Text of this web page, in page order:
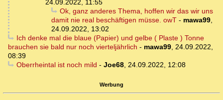
24.09.2022, 11:55
Ok, ganz anderes Thema, hoffen wir das wir uns
damit nie real beschäftigen müsse. owT - mawa99,
24.09.2022, 13:02
Ich denke mal die blaue (Papier) und gelbe ( Plaste ) Tonne
brauchen sie bald nur noch vierteljährlich - mawa99, 24.09.2022,
08:39
Oberrheintal ist noch mild - Joe68, 24.09.2022, 12:08
Werbung